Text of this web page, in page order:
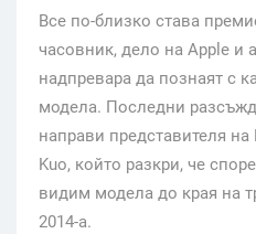
Все по-близко става
часовник, дело на Apple и
надпревара да познаят с
модела. Последни
направи представителя на
Kuo, който разкри, че
видим модела до края на
2014-а.